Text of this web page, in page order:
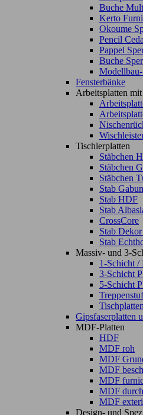
Buche
Kerto
Okoume
Pencil
Pappel
Buche
Fensterbänke
Arbeitsplatten
Tischlerplatten
Stäbchen
Stäbchen
Stäbchen
Stab Gabun
Stab HDF
Stab
CrossCore
Stab
Stab
Massiv- und 3-
1-Schicht /
3-Schicht
5-Schicht
Tischplatten
Gipsfaserplatten
MDF-Platten
HDF
MDF roh
MDF
MDF
MDF
MDF
MDF
Design- und